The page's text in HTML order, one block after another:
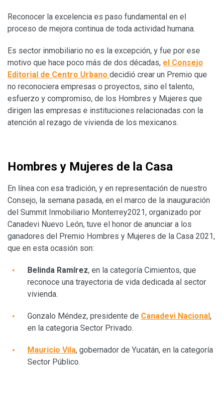
Reconocer la excelencia es paso fundamental en el
proceso de mejora continua de toda actividad humana.
Es sector inmobiliario no es la excepción, y fue por ese
motivo que hace poco más de dos décadas, el Consejo
Editorial de Centro Urbano decidió crear un Premio que
no reconociera empresas o proyectos, sino el talento,
esfuerzo y compromiso, de los Hombres y Mujeres que
dirigen las empresas e instituciones relacionadas con la
atención al rezago de vivienda de los mexicanos.
Hombres y Mujeres de la Casa
En línea con esa tradición, y en representación de nuestro
Consejo, la semana pasada, en el marco de la inauguración
del Summit Inmobiliario Monterrey2021, organizado por
Canadevi Nuevo León, tuve el honor de anunciar a los
ganadores del Premio Hombres y Mujeres de la Casa 2021,
que en esta ocasión son:
Belinda Ramírez, en la categoría Cimientos, que
reconoce una trayectoria de vida dedicada al sector
vivienda.
Gonzalo Méndez, presidente de Canadevi Nacional,
en la categoria Sector Privado.
Mauricio Vila, gobernador de Yucatán, en la categoría
Sector Público.